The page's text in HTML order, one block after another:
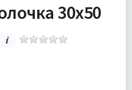
30х50